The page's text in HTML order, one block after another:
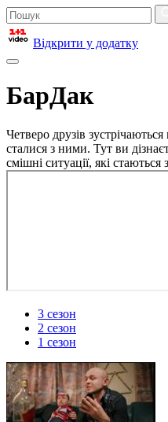
Відкрити у додатку
БарДак
Четверо друзів зустрічаються
сталися з ними. Тут ви
смішні ситуації, які
3 сезон
2 сезон
1 сезон